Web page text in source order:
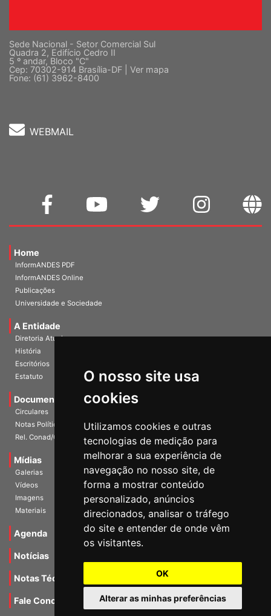
O nosso site usa
cookies
Utilizamos cookies e outras
tecnologias de medição para
melhorar a sua experiência de
navegação no nosso site, de
forma a mostrar conteúdo
personalizado, anúncios
direcionados, analisar o tráfego
do site e entender de onde vêm
os visitantes.
OK
Alterar as minhas preferências
Sede Nacional - Setor Comercial Sul
Quadra 2, Edifício Cedro II
5 º andar, Bloco "C"
Cep: 70302-914 Brasília-DF | Ver mapa
Fone: (61) 3962-8400
WEBMAIL
Home
InformANDES PDF
InformANDES Online
Publicações
Universidade e Sociedade
A Entidade
Diretoria Atual
História
Escritórios
Estatuto
Documentos
Circulares
Notas Políticas
Rel. Conad/Congresso
Mídias
Galerias
Vídeos
Imagens
Materiais
Agenda
Notícias
Notas Técnicas
Fale Conocsco